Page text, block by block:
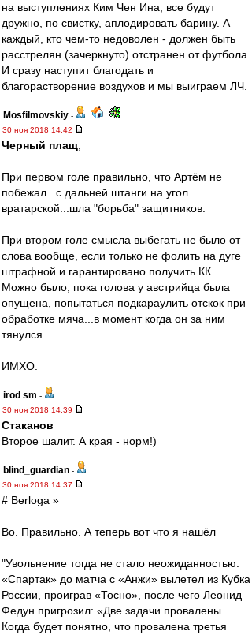
на выступлениях Ким Чен Ина, все будут
дружно, по свистку, аплодировать барину. А
каждый, кто чем-то недоволен - должен быть
расстрелян (зачеркнуто) отстранен от футбола.
И сразу наступит благодать и
благорастворение воздухов и мы выиграем ЛЧ.
Mosfilmovskiy -
30 ноя 2018 14:42
Черный плащ
При первом голе правильно, что Артём не
побежал...с дальней штанги на угол
вратарской...шла "борьба" защитников.
При втором голе смысла выбегать не было от
слова вообще, если только не фолить на дуге
штрафной и гарантировано получить КК.
Можно было, пока голова у австрийца была
опущена, попытаться подкараулить отскок при
обработке мяча...в момент когда он за ним
тянулся
ИМХО.
irod sm -
30 ноя 2018 14:39
Cтаканов
Второе шалит. А края - норм!)
blind_guardian -
30 ноя 2018 14:37
# Berloga »
Во. Правильно. А теперь вот что я нашёл
"Увольнение тогда не стало неожиданностью.
«Спартак» до матча с «Анжи» вылетел из Кубка
России, проиграв «Тосно», после чего Леонид
Федун пригрозил: «Две задачи провалены.
Когда будет понятно, что провалена третья